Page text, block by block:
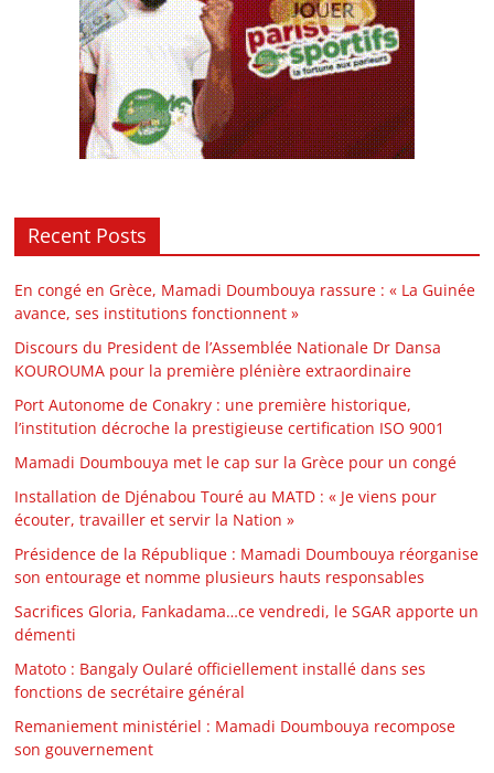
Recent Posts
En congé en Grèce, Mamadi Doumbouya rassure : « La Guinée
avance, ses institutions fonctionnent »
Discours du President de l’Assemblée Nationale Dr Dansa
KOUROUMA pour la première plénière extraordinaire
Port Autonome de Conakry : une première historique,
l’institution décroche la prestigieuse certification ISO 9001
Mamadi Doumbouya met le cap sur la Grèce pour un congé
Installation de Djénabou Touré au MATD : « Je viens pour
écouter, travailler et servir la Nation »
Présidence de la République : Mamadi Doumbouya réorganise
son entourage et nomme plusieurs hauts responsables
Sacrifices Gloria, Fankadama…ce vendredi, le SGAR apporte un
démenti
Matoto : Bangaly Oularé officiellement installé dans ses
fonctions de secrétaire général
Remaniement ministériel : Mamadi Doumbouya recompose
son gouvernement